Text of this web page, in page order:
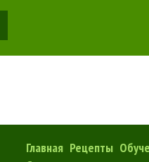
Главная Рецепты